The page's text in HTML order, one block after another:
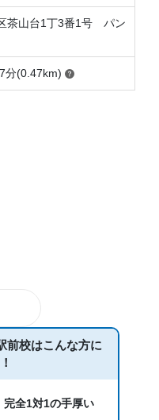
茶山台1丁3番1号 パン
分(0.47km)
前校はこんな方に
完全1対1の手厚い